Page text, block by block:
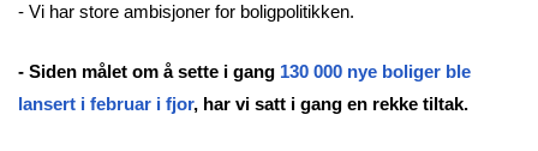
- Vi har store ambisjoner for boligpolitikken.
- Siden målet om å sette i gang 130 000 nye boliger ble
lansert i februar i fjor, har vi satt i gang en rekke tiltak.